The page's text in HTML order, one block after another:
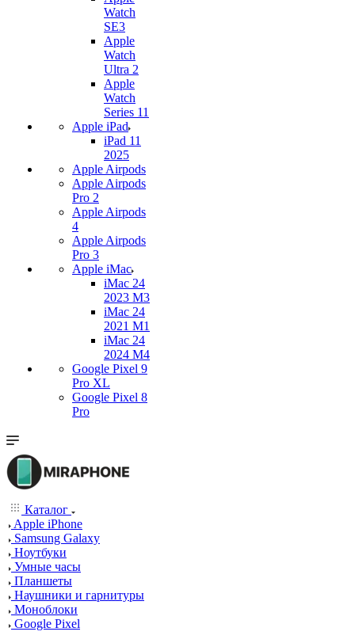
Watch
SE3
Apple
Watch
Ultra 2
Apple
Watch
Series 11
Apple iPad
iPad 11
2025
Apple Airpods
Apple Airpods
Pro 2
Apple Airpods
4
Apple Airpods
Pro 3
Apple iMac
iMac 24
2023 M3
iMac 24
2021 M1
iMac 24
2024 M4
Google Pixel 9
Pro XL
Google Pixel 8
Pro
Каталог
Apple iPhone
Samsung Galaxy
Ноутбуки
Умные часы
Планшеты
Наушники и гарнитуры
Моноблоки
Google Pixel